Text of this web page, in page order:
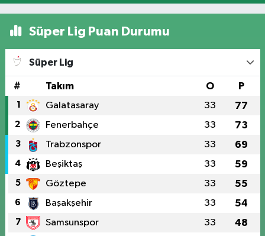
Süper Lig Puan Durumu
Süper Lig
# Takım O P
1 Galatasaray 33 77
2 Fenerbahçe 33 73
3 Trabzonspor 33 69
4 Beşiktaş 33 59
5 Göztepe 33 55
6 Başakşehir 33 54
7 Samsunspor 33 48